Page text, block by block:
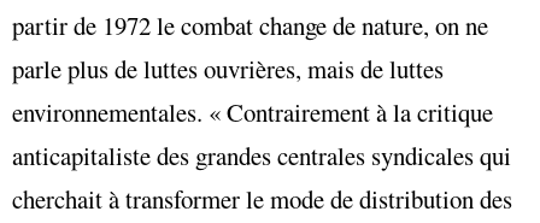
partir de 1972 le combat change de nature, on ne
parle plus de luttes ouvrières, mais de luttes
environnementales. « Contrairement à la critique
anticapitaliste des grandes centrales syndicales qui
cherchait à transformer le mode de distribution des